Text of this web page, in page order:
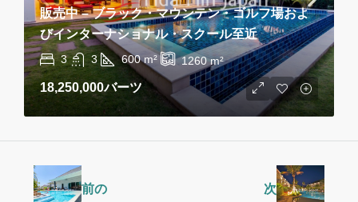
販売中 – ブラック・マウンテン・ゴルフ場およ
びインターナショナル・スクール至近
3 3 600 m² 1260m²
18,250,000バーツ
前の 次